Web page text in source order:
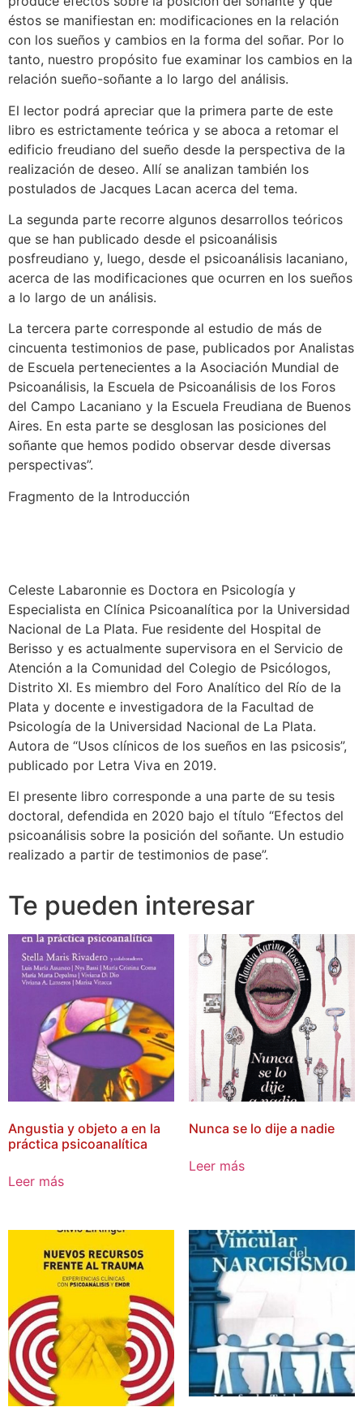
éstos se manifiestan en: modificaciones en la relación
con los sueños y cambios en la forma del soñar. Por lo
tanto, nuestro propósito fue examinar los cambios en la
relación sueño-soñante a lo largo del análisis.
El lector podrá apreciar que la primera parte de este
libro es estrictamente teórica y se aboca a retomar el
edificio freudiano del sueño desde la perspectiva de la
realización de deseo. Allí se analizan también los
postulados de Jacques Lacan acerca del tema.
La segunda parte recorre algunos desarrollos teóricos
que se han publicado desde el psicoanálisis
posfreudiano y, luego, desde el psicoanálisis lacaniano,
acerca de las modificaciones que ocurren en los sueños
a lo largo de un análisis.
La tercera parte corresponde al estudio de más de
cincuenta testimonios de pase, publicados por Analistas
de Escuela pertenecientes a la Asociación Mundial de
Psicoanálisis, la Escuela de Psicoanálisis de los Foros
del Campo Lacaniano y la Escuela Freudiana de Buenos
Aires. En esta parte se desglosan las posiciones del
soñante que hemos podido observar desde diversas
perspectivas”.
Fragmento de la Introducción
Celeste Labaronnie es Doctora en Psicología y
Especialista en Clínica Psicoanalítica por la Universidad
Nacional de La Plata. Fue residente del Hospital de
Berisso y es actualmente supervisora en el Servicio de
Atención a la Comunidad del Colegio de Psicólogos,
Distrito XI. Es miembro del Foro Analítico del Río de la
Plata y docente e investigadora de la Facultad de
Psicología de la Universidad Nacional de La Plata.
Autora de “Usos clínicos de los sueños en las psicosis”,
publicado por Letra Viva en 2019.
El presente libro corresponde a una parte de su tesis
doctoral, defendida en 2020 bajo el título “Efectos del
psicoanálisis sobre la posición del soñante. Un estudio
realizado a partir de testimonios de pase”.
Te pueden interesar
Angustia y objeto a en la
práctica psicoanalítica
Leer más
Nunca se lo dije a nadie
Leer más